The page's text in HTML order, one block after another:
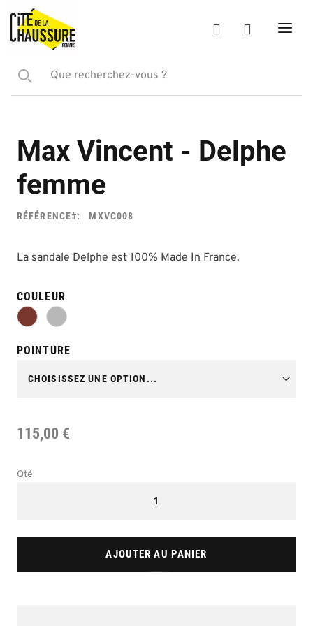
Max Vincent - Delphe
femme
RÉFÉRENCE MXVC008
La sandale Delphe est 100% Made In France.
COULEUR
POINTURE
115,00 €
Qté
AJOUTER AU PANIER